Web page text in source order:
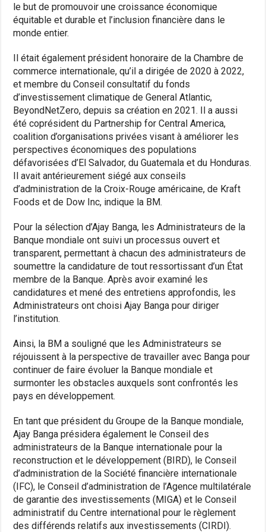
le but de promouvoir une croissance économique
équitable et durable et l’inclusion financière dans le
monde entier.
Il était également président honoraire de la Chambre de
commerce internationale, qu’il a dirigée de 2020 à 2022,
et membre du Conseil consultatif du fonds
d’investissement climatique de General Atlantic,
BeyondNetZero, depuis sa création en 2021. Il a aussi
été coprésident du Partnership for Central America,
coalition d’organisations privées visant à améliorer les
perspectives économiques des populations
défavorisées d’El Salvador, du Guatemala et du Honduras.
Il avait antérieurement siégé aux conseils
d’administration de la Croix-Rouge américaine, de Kraft
Foods et de Dow Inc, indique la BM.
Pour la sélection d’Ajay Banga, les Administrateurs de la
Banque mondiale ont suivi un processus ouvert et
transparent, permettant à chacun des administrateurs de
soumettre la candidature de tout ressortissant d’un État
membre de la Banque. Après avoir examiné les
candidatures et mené des entretiens approfondis, les
Administrateurs ont choisi Ajay Banga pour diriger
l’institution.
Ainsi, la BM a souligné que les Administrateurs se
réjouissent à la perspective de travailler avec Banga pour
continuer de faire évoluer la Banque mondiale et
surmonter les obstacles auxquels sont confrontés les
pays en développement.
En tant que président du Groupe de la Banque mondiale,
Ajay Banga présidera également le Conseil des
administrateurs de la Banque internationale pour la
reconstruction et le développement (BIRD), le Conseil
d’administration de la Société financière internationale
(IFC), le Conseil d’administration de l’Agence multilatérale
de garantie des investissements (MIGA) et le Conseil
administratif du Centre international pour le règlement
des différends relatifs aux investissements (CIRDI).